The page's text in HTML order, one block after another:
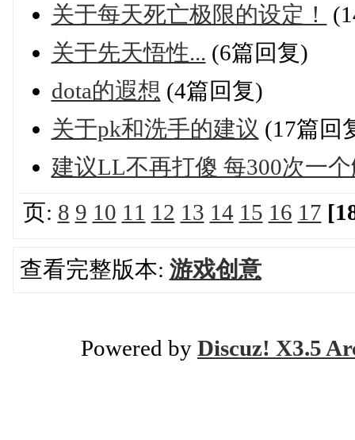
关于每天死亡极限的设定！
关于先天悟性... (6篇回复)
dota的遐想 (4篇回复)
关于pk和洗手的建议 (17篇回
建议LL不再打傻 每300次一
页: 8 9 10 11 12 13 14 15 16 17
查看完整版本: 游戏创意
Powered by Discuz! X3.5